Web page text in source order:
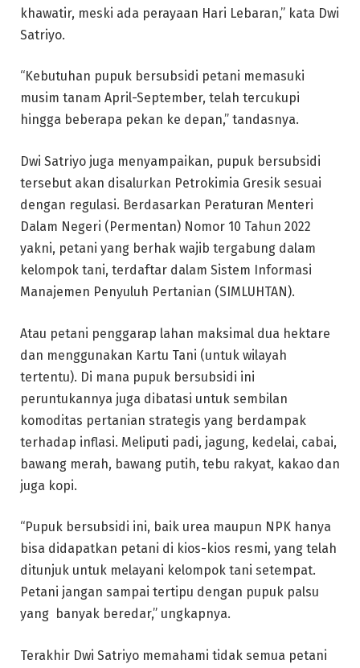
khawatir, meski ada perayaan Hari Lebaran,” kata Dwi
Satriyo.
“Kebutuhan pupuk bersubsidi petani memasuki
musim tanam April-September, telah tercukupi
hingga beberapa pekan ke depan,” tandasnya.
Dwi Satriyo juga menyampaikan, pupuk bersubsidi
tersebut akan disalurkan Petrokimia Gresik sesuai
dengan regulasi. Berdasarkan Peraturan Menteri
Dalam Negeri (Permentan) Nomor 10 Tahun 2022
yakni, petani yang berhak wajib tergabung dalam
kelompok tani, terdaftar dalam Sistem Informasi
Manajemen Penyuluh Pertanian (SIMLUHTAN).
Atau petani penggarap lahan maksimal dua hektare
dan menggunakan Kartu Tani (untuk wilayah
tertentu). Di mana pupuk bersubsidi ini
peruntukannya juga dibatasi untuk sembilan
komoditas pertanian strategis yang berdampak
terhadap inflasi. Meliputi padi, jagung, kedelai, cabai,
bawang merah, bawang putih, tebu rakyat, kakao dan
juga kopi.
“Pupuk bersubsidi ini, baik urea maupun NPK hanya
bisa didapatkan petani di kios-kios resmi, yang telah
ditunjuk untuk melayani kelompok tani setempat.
Petani jangan sampai tertipu dengan pupuk palsu
yang banyak beredar,” ungkapnya.
Terakhir Dwi Satriyo memahami tidak semua petani